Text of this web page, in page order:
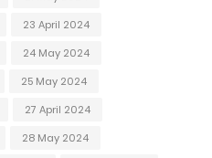
23 April 2024
24 May 2024
25 May 2024
27 April 2024
28 May 2024